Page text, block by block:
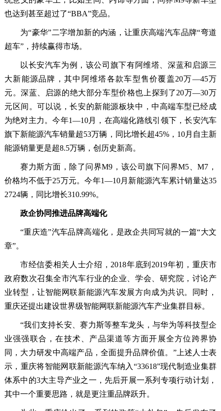
也达到甚至超过了“BBA”竞品。
为“豪华”二字增加新的内涵，让重庆高端汽车品牌“弯道
超车”，持续赢得市场。
以长安汽车为例，该公司旗下有阿维塔、深蓝和启源三
大新能源品牌，其中阿维塔各款车型售价覆盖20万—45万
元。深蓝、启源的绝大部分车型价格也上探到了20万—30万
元区间。可以说，长安的新能源板块中，中高端车型已经成
为绝对主力。今年1—10月，在高端化路线引领下，长安汽车
旗下新能源汽车销量超53万辆，同比增长超45%，10月自主新
能源销量更是超8.5万辆，创历史新高。
赛力斯方面，除了问界M9，该公司旗下问界M5、M7，
价格均不低于25万元。今年1—10月新能源汽车累计销量达35
2724辆，同比增长310.99%。
政企协同推进品牌高端化
“重庆造”汽车品牌高端化，是政企共同写就的一篇“大文
章”。
市经信委相关人士介绍，2018年底到2019年初，重庆市
政府数次召集全市汽车行业的企业、学会、研究院，讨论产
业转型，让智能网联新能源汽车发展方向成为共识。同时，
重庆还提出建设世界级智能网联新能源汽车产业集群目标。
“我们支持长安、赛力斯等整车龙头，与华为等科技型企
业强强联合，在技术、产品渠道等方面开展全方位跨界协
同，大力研发中高端产品，全面提升品牌价值。”上述人士表
示，重庆将智能网联新能源汽车纳入“33618”现代制造业集群
体系中的3大主导产业之一，先后开展一系列专项行动计划，
其中一个重要思路，就是更注重品牌跃升。